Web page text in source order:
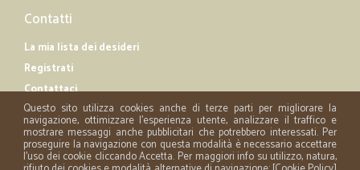
Contatti
La mia lista dei desideri
Registrati
Contattaci
Questo sito utilizza cookies anche di terze parti per migliorare la
navigazione, ottimizzare l'esperienza utente, analizzare il traffico e
mostrare messaggi anche pubblicitari che potrebbero interessati. Per
proseguire la navigazione con questa modalità è necessario accettare
l'uso dei cookie cliccando Accetta. Per maggiori info su utilizzo, natura,